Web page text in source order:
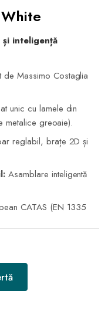
și inteligență
de Massimo Costaglia
unic cu lamele din
metalice greoaie).
reglabil, brațe 2D și
Asamblare inteligentă
CATAS (EN 1335